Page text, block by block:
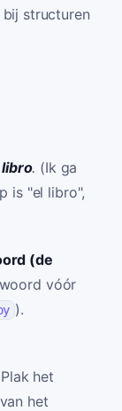
structuren
. (Ik ga
is "el libro",
(de
vóór
).
Plak het
het